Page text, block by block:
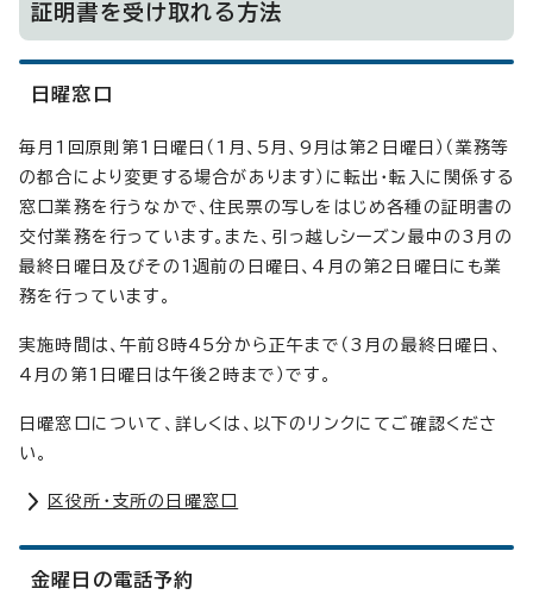
証明書を受け取れる方法
日曜窓口
毎月1回原則第1日曜日（1月、5月、9月は第2日曜日）（業務等
の都合により変更する場合があります）に転出・転入に関係する
窓口業務を行うなかで、住民票の写しをはじめ各種の証明書の
交付業務を行っています。また、引っ越しシーズン最中の3月の
最終日曜日及びその1週前の日曜日、4月の第2日曜日にも業
務を行っています。
実施時間は、午前8時45分から正午まで（3月の最終日曜日、
4月の第1日曜日は午後2時まで）です。
日曜窓口について、詳しくは、以下のリンクにてご確認くださ
い。
区役所・支所の日曜窓口
金曜日の電話予約